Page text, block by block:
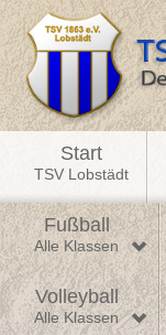
Start
TSV Lobstädt
Fußball
Alle Klassen
Volleyball
Alle Klassen